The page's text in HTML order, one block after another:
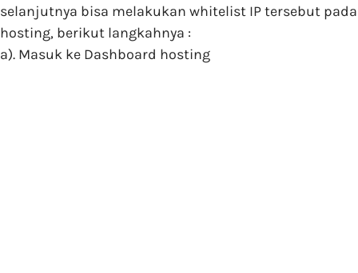
selanjutnya bisa melakukan whitelist IP tersebut pada
hosting, berikut langkahnya :
a). Masuk ke Dashboard hosting